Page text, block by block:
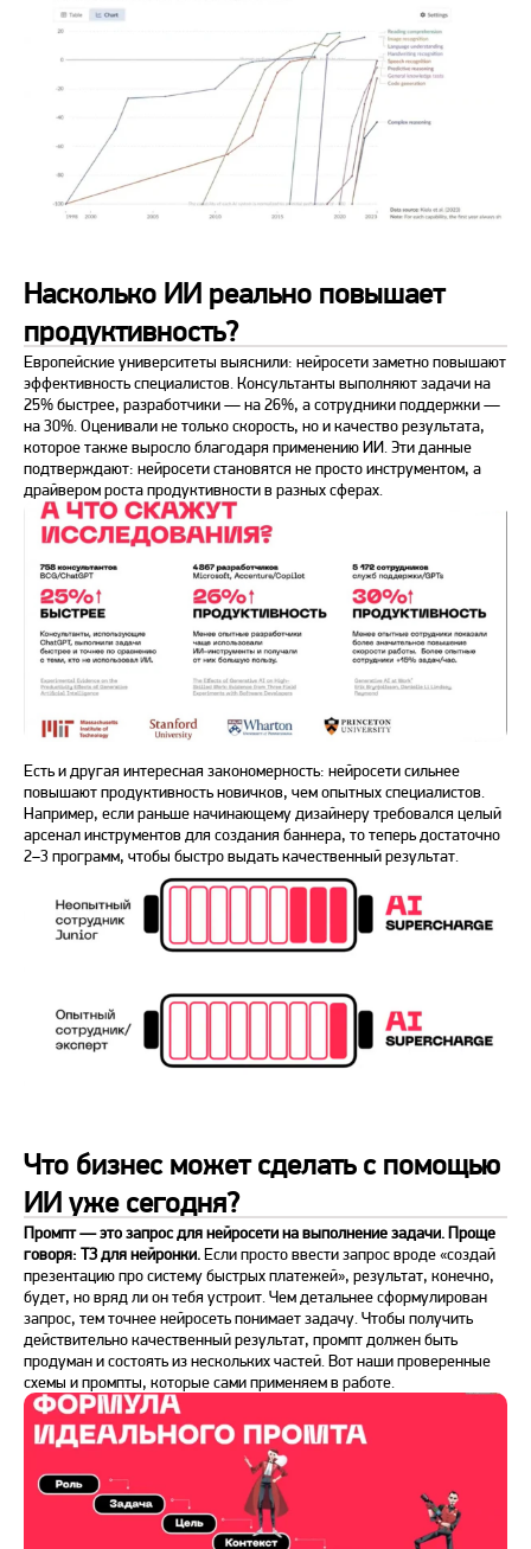
Насколько ИИ реально повышает
продуктивность?
Европейские университеты выяснили: нейросети заметно повышают
эффективность специалистов. Консультанты выполняют задачи на
25% быстрее, разработчики — на 26%, а сотрудники поддержки —
на 30%. Оценивали не только скорость, но и качество результата,
которое также выросло благодаря применению ИИ. Эти данные
подтверждают: нейросети становятся не просто инструментом, а
драйвером роста продуктивности в разных сферах.
Есть и другая интересная закономерность: нейросети сильнее
повышают продуктивность новичков, чем опытных специалистов.
Например, если раньше начинающему дизайнеру требовался целый
арсенал инструментов для создания баннера, то теперь достаточно
2–3 программ, чтобы быстро выдать качественный результат.
Что бизнес может сделать с помощью
ИИ уже сегодня?
Промпт — это запрос для нейросети на выполнение задачи. Проще
говоря: ТЗ для нейронки.Если просто ввести запрос вроде «создай
презентацию про систему быстрых платежей», результат, конечно,
будет, но вряд ли он тебя устроит. Чем детальнее сформулирован
запрос, тем точнее нейросеть понимает задачу. Чтобы получить
действительно качественный результат, промпт должен быть
продуман и состоять из нескольких частей. Вот наши проверенные
схемы и промпты, которые сами применяем в работе.